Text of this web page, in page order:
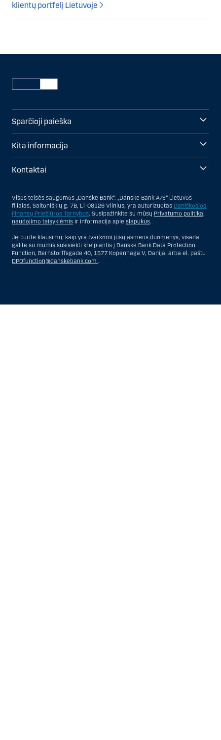
klientų portfelį Lietuvoje
Sparčioji paieška
Kita informacija
Kontaktai
Visos teisės saugomos „Danske Bank“. „Danske Bank A/S“ Lietuvos
filialas, Saltoniškių g. 7B, LT-08126 Vilnius, yra autorizuotas Daniškosios
Finansų Priežiūros Tarnybos. Susipažinkite su mūsų Privatumo politika,
naudojimo taisyklėmis ir informacija apie slapukus.
Jei turite klausimų, kaip yra tvarkomi jūsų asmens duomenys, visada
galite su mumis susisiekti kreipiantis į Danske Bank Data Protection
Function, Bernstorffsgade 40, 1577 Kopenhaga V, Danija, arba el. paštu
DPOfunction@danskebank.com .